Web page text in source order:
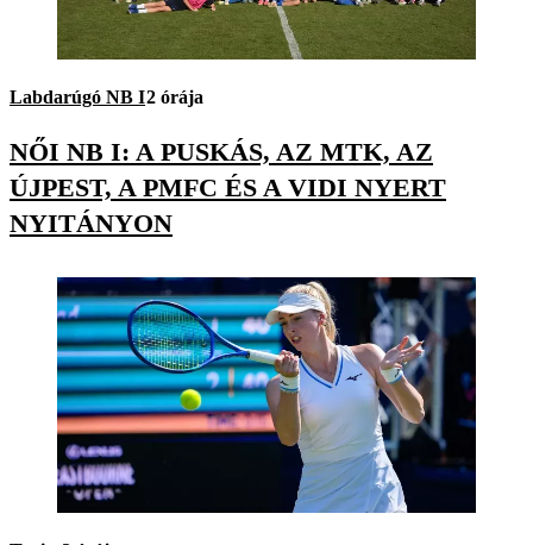
Labdarúgó NB I2 órája
NŐI NB I: A PUSKÁS, AZ MTK, AZ
ÚJPEST, A PMFC ÉS A VIDI NYERT
NYITÁNYON